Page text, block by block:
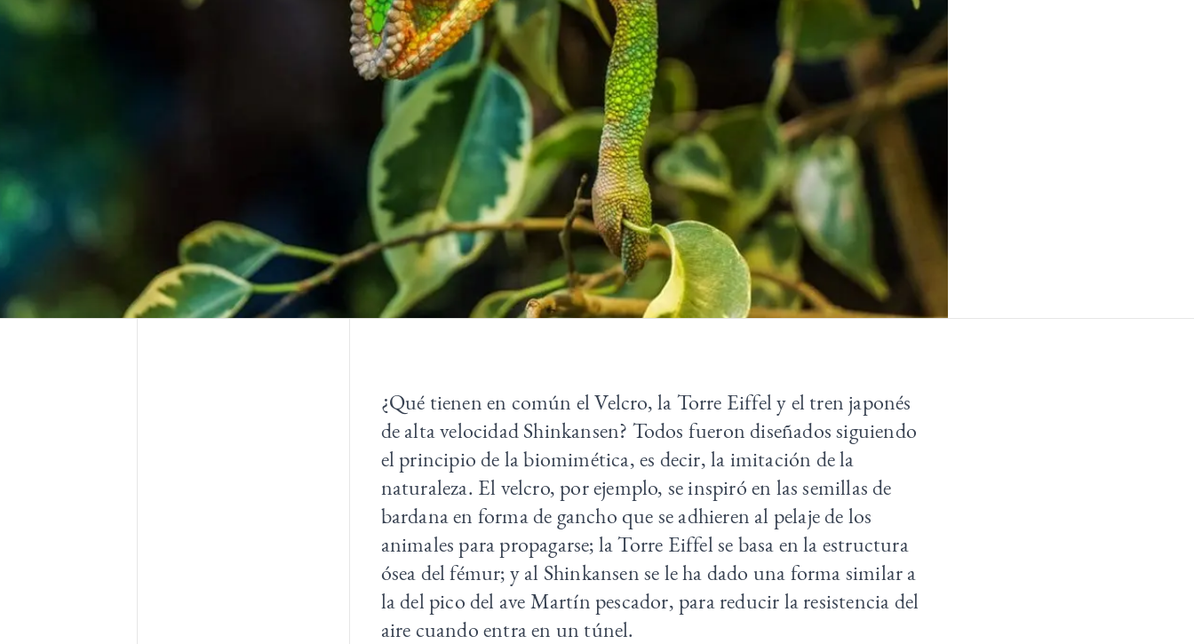
¿Qué tienen en común el Velcro, la Torre Eiffel y el tren japonés
de alta velocidad Shinkansen? Todos fueron diseñados siguiendo
el principio de la biomimética, es decir, la imitación de la
naturaleza. El velcro, por ejemplo, se inspiró en las semillas de
bardana en forma de gancho que se adhieren al pelaje de los
animales para propagarse; la Torre Eiffel se basa en la estructura
ósea del fémur; y al Shinkansen se le ha dado una forma similar a
la del pico del ave Martín pescador, para reducir la resistencia del
aire cuando entra en un túnel.